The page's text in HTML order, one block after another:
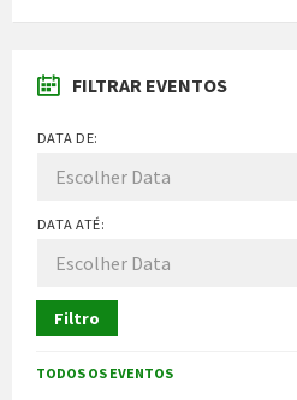
FILTRAR EVENTOS
DATA DE:
DATA ATÉ:
Filtro
TODOS OS EVENTOS